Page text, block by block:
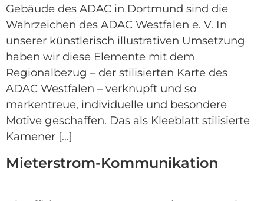
Gebäude des ADAC in Dortmund sind die
Wahrzeichen des ADAC Westfalen e. V. In
unserer künstlerisch illustrativen Umsetzung
haben wir diese Elemente mit dem
Regionalbezug – der stilisierten Karte des
ADAC Westfalen – verknüpft und so
markentreue, individuelle und besondere
Motive geschaffen. Das als Kleeblatt stilisierte
Kamener […]
Mieterstrom-Kommunikation